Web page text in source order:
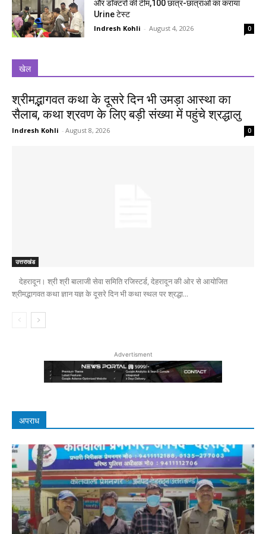
और डॉक्टरों की टीम,100 छात्र-छात्राओं का कराया
Urine टेस्ट
Indresh Kohli - August 4, 2026 0
खेल
श्रीमद्भागवत कथा के दूसरे दिन भी उमड़ा आस्था का
सैलाब, कथा श्रवण के लिए बड़ी संख्या में पहुंचे श्रद्धालु
Indresh Kohli - August 8, 2026 0
उत्तराखंड
देहरादून। श्री श्री बालाजी सेवा समिति रजिस्टर्ड, देहरादून की ओर से आयोजित
श्रीमद्भागवत कथा ज्ञान यज्ञ के दूसरे दिन भी कथा स्थल पर श्रद्धा...
Advertisment
अपराध